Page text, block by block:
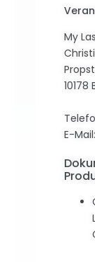
My
E-Mail: